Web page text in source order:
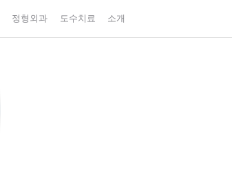
정형외과 도수치료 소개